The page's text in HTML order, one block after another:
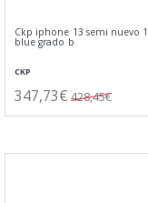
Ckp iphone 13 semi nuevo
blue grado b
CKP
347,73€ 428,45€